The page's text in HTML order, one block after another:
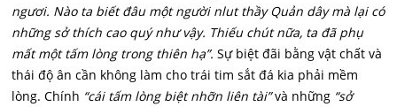
ngươi. Nào ta biết đâu một người nlut thầy Quản dây mà lại có
những sở thích cao quý như vậy. Thiếu chút nữa, ta đã phụ
mất một tấm lòng trong thiên hạ”. Sự biệt đãi bằng vật chất và
thái độ ân cần không làm cho trái tim sắt đá kia phải mềm
lòng. Chính “cái tấm lòng biệt nhỡn liên tài”và những “sở